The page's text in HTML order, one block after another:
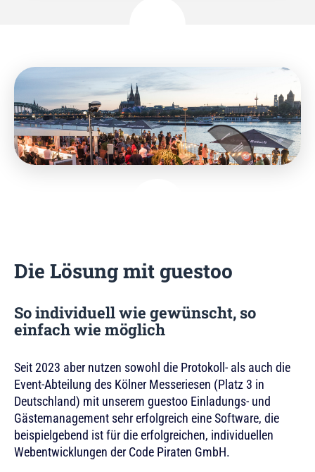
Die Lösung mit guestoo
So individuell wie gewünscht, so
einfach wie möglich
Seit 2023 aber nutzen sowohl die Protokoll- als auch die
Event-Abteilung des Kölner Messeriesen (Platz 3 in
Deutschland) mit unserem guestoo Einladungs- und
Gästemanagement sehr erfolgreich eine Software, die
beispielgebend ist für die erfolgreichen, individuellen
Webentwicklungen der Code Piraten GmbH.